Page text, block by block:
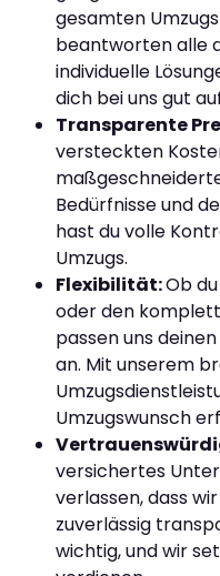
gesamten
beantworten alle
individuelle
dich bei uns gut
Transparente
versteckten
Bedürfnisse und
hast du volle
Umzugs.
Flexibilität:Ob
oder den
passen uns
an. Mit unserem
Umzugswunsch
versichertes
verlassen, dass
zuverlässig
wichtig, und wir